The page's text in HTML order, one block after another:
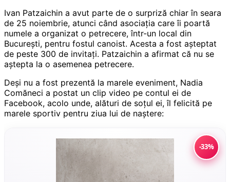
Ivan Patzaichin a avut parte de o surpriză chiar în seara
de 25 noiembrie, atunci când asociația care îi poartă
numele a organizat o petrecere, într-un local din
București, pentru fostul canoist. Acesta a fost așteptat
de peste 300 de invitați. Patzaichin a afirmat că nu se
aștepta la o asemenea petrecere.
Deși nu a fost prezentă la marele eveniment, Nadia
Comăneci a postat un clip video pe contul ei de
Facebook, acolo unde, alături de soțul ei, îl felicită pe
marele sportiv pentru ziua lui de naștere:
-33%